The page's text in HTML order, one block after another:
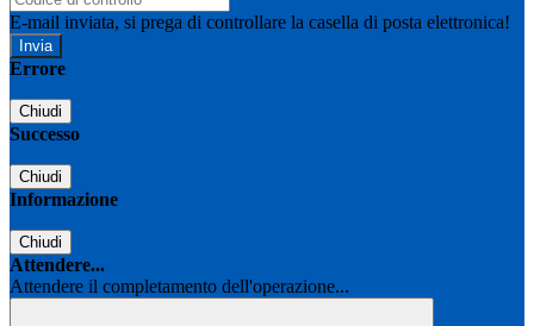
E-mail inviata, si prega di controllare la casella di posta elettronica!
Errore
Chiudi
Successo
Chiudi
Informazione
Chiudi
Attendere...
Attendere il completamento dell'operazione...